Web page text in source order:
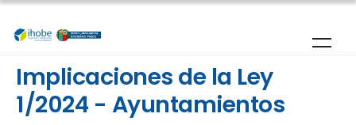
Pasar al contenido principal
Implicaciones de la Ley
1/2024 - Ayuntamientos